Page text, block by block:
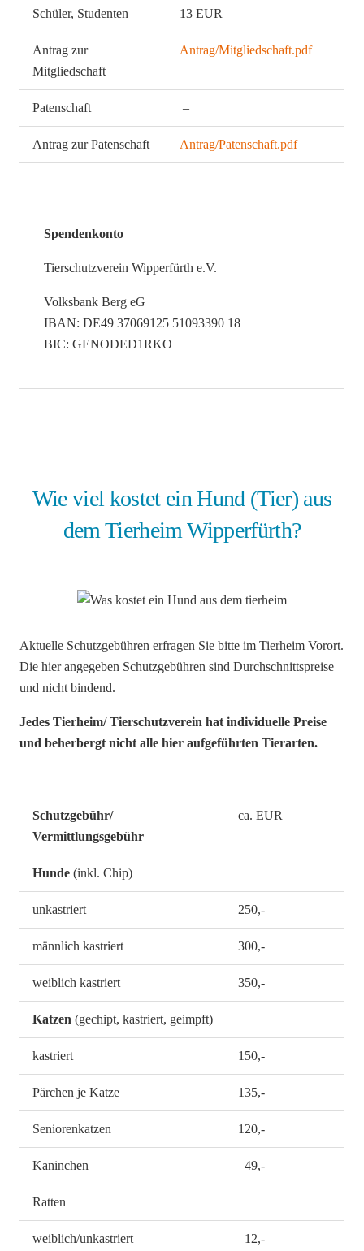
Schüler, Studenten 13 EUR
Antrag zur
Mitgliedschaft
Antrag/Mitgliedschaft.pdf
Patenschaft –
Antrag zur Patenschaft Antrag/Patenschaft.pdf
Spendenkonto
Tierschutzverein Wipperfürth e.V.
Volksbank Berg eG
IBAN: DE49 37069125 51093390 18
BIC: GENODED1RKO
Wie viel kostet ein Hund (Tier) aus
dem Tierheim Wipperfürth?
Aktuelle Schutzgebühren erfragen Sie bitte im Tierheim Vorort.
Die hier angegeben Schutzgebühren sind Durchschnittspreise
und nicht bindend.
Jedes Tierheim/ Tierschutzverein hat individuelle Preise
und beherbergt nicht alle hier aufgeführten Tierarten.
Schutzgebühr/
Vermittlungsgebühr
ca. EUR
Hunde (inkl. Chip)
unkastriert 250,-
männlich kastriert 300,-
weiblich kastriert 350,-
Katzen (gechipt, kastriert, geimpft)
kastriert 150,-
Pärchen je Katze 135,-
Seniorenkatzen 120,-
Kaninchen 49,-
Ratten
weiblich/unkastriert 12,-